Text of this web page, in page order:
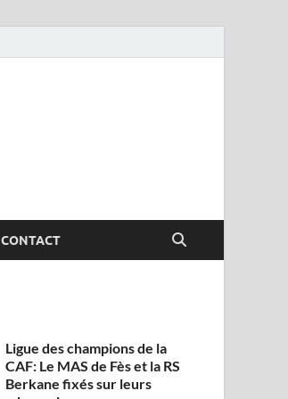
CONTACT
Ligue des champions de la
CAF: Le MAS de Fès et la RS
Berkane fixés sur leurs